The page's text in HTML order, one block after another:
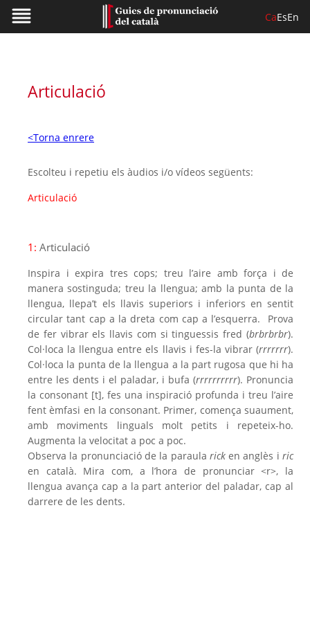
CaEsEn
Articulació
<Torna enrere
Escolteu i repetiu els àudios i/o vídeos següents:
Articulació
1: Articulació
Inspira i expira tres cops; treu l’aire amb força i de
manera sostinguda; treu la llengua; amb la punta de la
llengua, llepa’t els llavis superiors i inferiors en sentit
circular tant cap a la dreta com cap a l’esquerra.
Prova
de fer vibrar els llavis com si tinguessis fred (brbrbrbr).
Col·loca la llengua entre els llavis i fes-la vibrar (rrrrrrr).
Col·loca la punta de la llengua a la part rugosa que hi ha
entre les dents i el paladar, i bufa (rrrrrrrrrr). Pronuncia
la consonant [t], fes una inspiració profunda i treu l’aire
fent èmfasi en la consonant. Primer, comença suaument,
amb moviments linguals molt petits i repeteix-ho.
Augmenta la velocitat a poc a poc.
Observa la pronunciació de la paraula ricken anglès iric
en català. Mira com, a l’hora de pronunciar <r>, la
llengua avança cap a la part anterior del paladar, cap al
darrere de les dents.